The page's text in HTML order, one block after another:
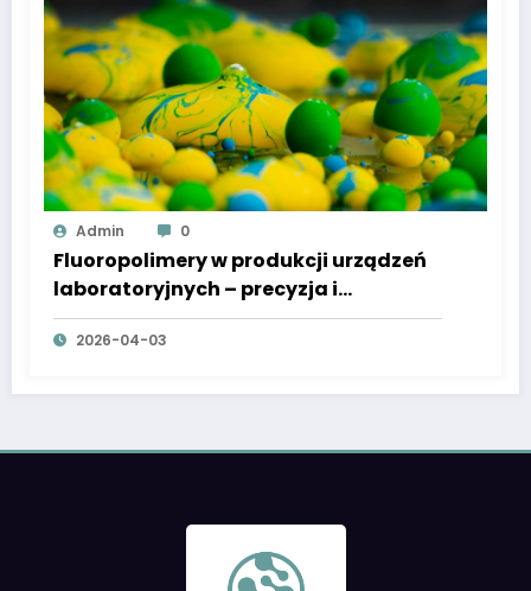
Admin 0
Fluoropolimery w produkcji urządzeń
laboratoryjnych – precyzja i
odporność chemiczna
2026-04-03